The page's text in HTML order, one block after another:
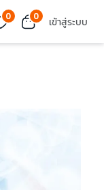
0 0 เข้าสู่ระบบ